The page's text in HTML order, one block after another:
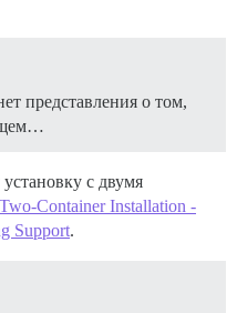
представления о том,
с двумя
Container Installation -
Support.